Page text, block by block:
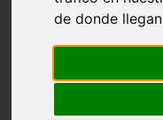
de donde
Navarra - zangoza
Cantabria - arenas-
Barcelona - la-
Las-palmas - yaiza